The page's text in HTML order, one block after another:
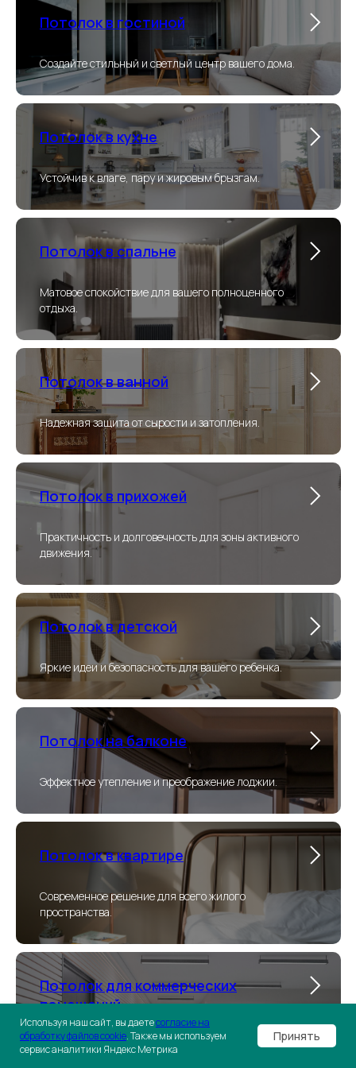
Потолок в гостиной
Создайте стильный и светлый центр вашего дома.
Потолок в кухне
Устойчив к влаге, пару и жировым брызгам.
Потолок в спальне
Матовое спокойствие для вашего полноценного
отдыха.
Потолок в ванной
Надежная защита от сырости и затопления.
Потолок в прихожей
Практичность и долговечность для зоны активного
движения.
Потолок в детской
Яркие идеи и безопасность для вашего ребенка.
Потолок на балконе
Эффектное утепление и преображение лоджии.
Потолок в квартире
Современное решение для всего жилого
пространства.
Потолок для коммерческих
помещений
Функциональность и привлекательный вид для
Используя наш сайт, вы даетесогласие на
обработку файлов cookie. Также мы используем
сервис аналитики Яндекс Метрика
Принять